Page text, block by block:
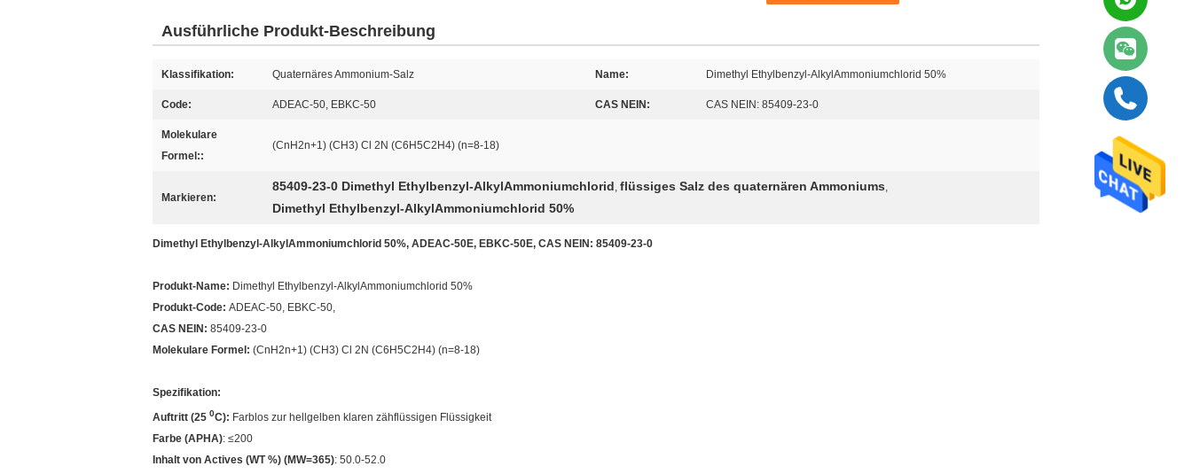
Ausführliche Produkt-Beschreibung
Klassifikation: Quaternäres Ammonium-Salz Name: Dimethyl Ethylbenzyl-AlkylAmmoniumchlorid 50%
Code: ADEAC-50, EBKC-50 CAS NEIN: CAS NEIN: 85409-23-0
Molekulare
Formel::
(CnH2n+1) (CH3) Cl 2N (C6H5C2H4) (n=8-18)
Markieren:
85409-23-0 Dimethyl Ethylbenzyl-AlkylAmmoniumchlorid, flüssiges Salz des quaternären Ammoniums,
Dimethyl Ethylbenzyl-AlkylAmmoniumchlorid 50%
Dimethyl Ethylbenzyl-AlkylAmmoniumchlorid 50%, ADEAC-50E, EBKC-50E, CAS NEIN: 85409-23-0
Produkt-Name: Dimethyl Ethylbenzyl-AlkylAmmoniumchlorid 50%
Produkt-Code: ADEAC-50, EBKC-50,
CAS NEIN: 85409-23-0
Molekulare Formel: (CnH2n+1) (CH3) Cl 2N (C6H5C2H4) (n=8-18)
Spezifikation:
Auftritt (25 0C): Farblos zur hellgelben klaren zähflüssigen Flüssigkeit
Farbe (APHA): ≤200
Inhalt von Actives (WT %) (MW=365): 50.0-52.0